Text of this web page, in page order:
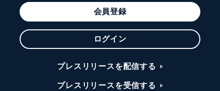
会員登録
ログイン
プレスリリースを配信する
プレスリリースを受信する